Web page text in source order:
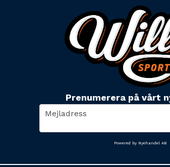
Prenumerera på vårt
email
Mejladress
Powered by Nyehandel AB